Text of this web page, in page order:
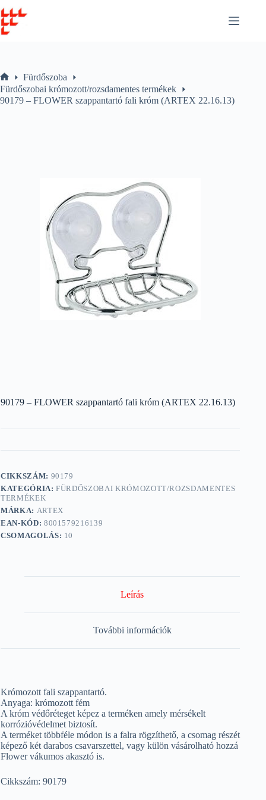
to
content
Home
Fürdőszoba
Fürdőszobai krómozott/rozsdamentes termékek
90179 – FLOWER szappantartó fali króm (ARTEX 22.16.13)
90179 – FLOWER szappantartó fali króm (ARTEX 22.16.13)
CIKKSZÁM: 90179
KATEGÓRIA:FÜRDŐSZOBAI KRÓMOZOTT/ROZSDAMENTES
TERMÉKEK
MÁRKA: ARTEX
EAN-KÓD: 8001579216139
CSOMAGOLÁS: 10
Leírás
További információk
Krómozott fali szappantartó.
Anyaga: krómozott fém
A króm védőréteget képez a terméken amely mérsékelt
korrózióvédelmet biztosít.
A terméket többféle módon is a falra rögzíthető, a csomag részét
képező két darabos csavarszettel, vagy külön vásárolható hozzá
Flower vákumos akasztó is.
Cikkszám: 90179